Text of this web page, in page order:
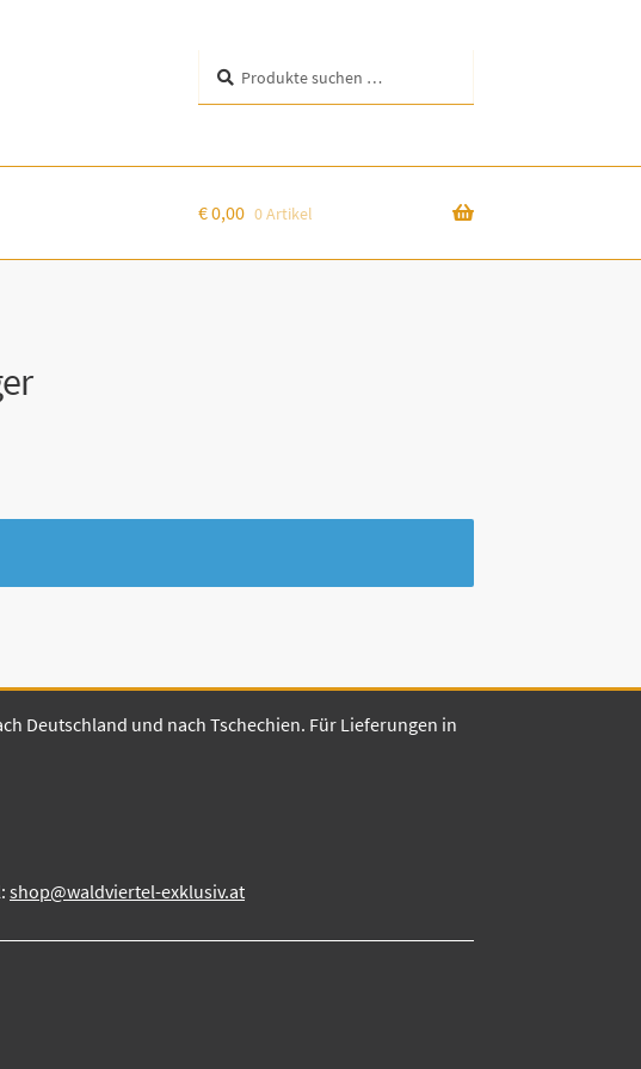
nach:
€0,00 0 Artikel
Deutschland und nach Tschechien. Für Lieferungen in
shop@waldviertel-exklusiv.at